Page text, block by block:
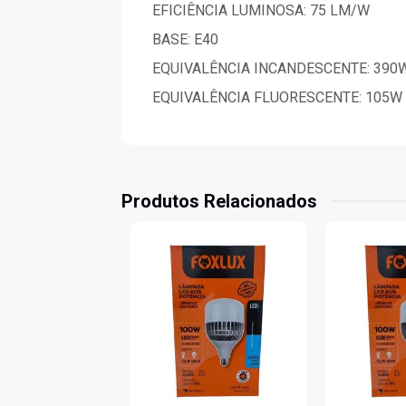
EFICIÊNCIA LUMINOSA: 75 LM/W
BASE: E40
EQUIVALÊNCIA INCANDESCENTE:
EQUIVALÊNCIA FLUORESCENTE: 105W
Produtos Relacionados